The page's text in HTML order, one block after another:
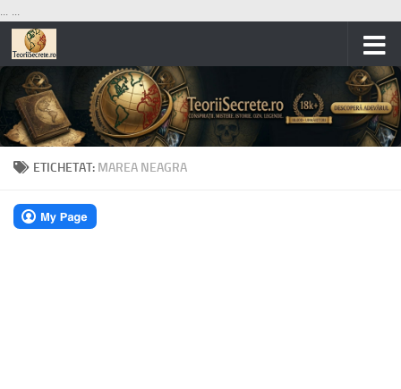
... ...
Skip to content
ETICHETAT: MAREA NEAGRA